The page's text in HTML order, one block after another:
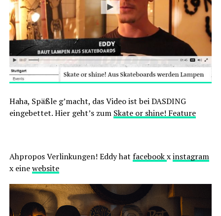
Haha, Späßle g’macht, das Video ist bei DASDING
eingebettet. Hier geht’s zum Skate or shine! Feature
Ahpropos Verlinkungen! Eddy hat facebookxinstagram
x einewebsite